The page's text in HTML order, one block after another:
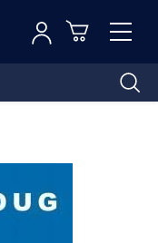
Toggle
Logg inn